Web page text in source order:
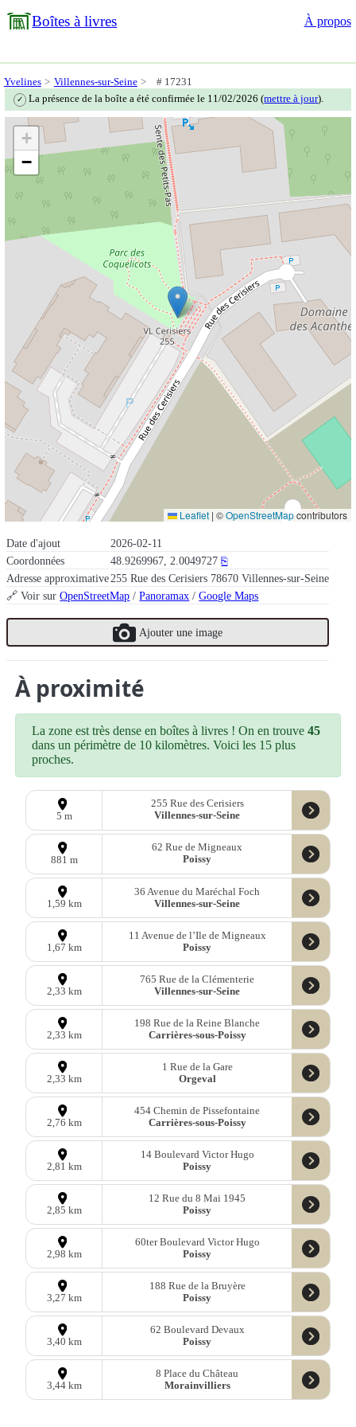
Boîtes à livres À propos
Yvelines Villennes-sur-Seine # 17231
✓ La présence de la boîte a été confirmée le 11/02/2026 (mettre à jour).
Date d'ajout
2026-02-11
Coordonnées
48.9269967, 2.0049727 ⎘
Adresse approximative255 Rue des Cerisiers 78670 Villennes-sur-Seine
🔗 Voir surOpenStreetMap /Panoramax /Google Maps
Ajouter une image
+
−
Leaflet | ©OpenStreetMapcontributors
À proximité
La zone est très dense en boîtes à livres ! On en trouve45
dans un périmètre de 10 kilomètres. Voici les 15 plus
proches.
5 m
255 Rue des Cerisiers
Villennes-sur-Seine
881 m
62 Rue de Migneaux
Poissy
1,59 km
36 Avenue du Maréchal Foch
Villennes-sur-Seine
1,67 km
11 Avenue de l’Ile de Migneaux
Poissy
2,33 km
765 Rue de la Clémenterie
Villennes-sur-Seine
2,33 km
198 Rue de la Reine Blanche
Carrières-sous-Poissy
2,33 km
1 Rue de la Gare
Orgeval
2,76 km
454 Chemin de Pissefontaine
Carrières-sous-Poissy
2,81 km
14 Boulevard Victor Hugo
Poissy
2,85 km
12 Rue du 8 Mai 1945
Poissy
2,98 km
60ter Boulevard Victor Hugo
Poissy
3,27 km
188 Rue de la Bruyère
Poissy
3,40 km
62 Boulevard Devaux
Poissy
3,44 km
8 Place du Château
Morainvilliers